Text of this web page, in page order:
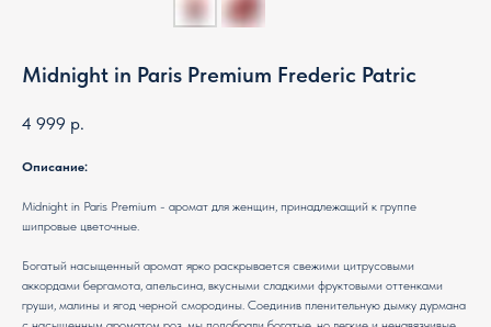
Midnight in Paris Premium Frederic Patric
4 999 р.
Описание:
Midnight in Paris Premium - аромат для женщин, принадлежащий к группе
шипровые цветочные.
Богатый насыщенный аромат ярко раскрывается свежими цитрусовыми
аккордами бергамота, апельсина, вкусными сладкими фруктовыми оттенками
груши, малины и ягод черной смородины. Соединив пленительную дымку дурмана